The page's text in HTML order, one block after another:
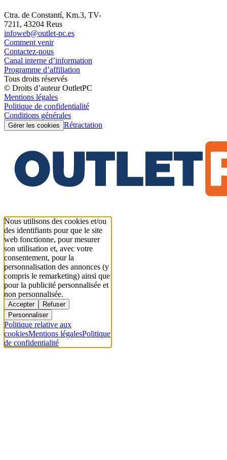
Ctra. de Constantí, Km.3, TV-
7211, 43204 Reus
infoweb@outlet-pc.es
Comment venir
Contactez-nous
Canal interne d’information
Programme d’affiliation
Tous droits réservés
© Droits d’auteur OutletPC
Mentions légales
Politique de confidentialité
Conditions générales
Gérer les cookies Rétractation
Nous utilisons des cookies et/ou
des identifiants pour que le site
web fonctionne, pour mesurer
son utilisation et, avec votre
consentement, pour la
personnalisation des annonces (y
compris le remarketing) ainsi que
pour la publicité personnalisée et
non personnalisée.
Accepter
Refuser
Personnaliser
Politique relative aux
cookiesMentions légalesPolitique
de confidentialité